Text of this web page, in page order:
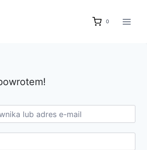
0